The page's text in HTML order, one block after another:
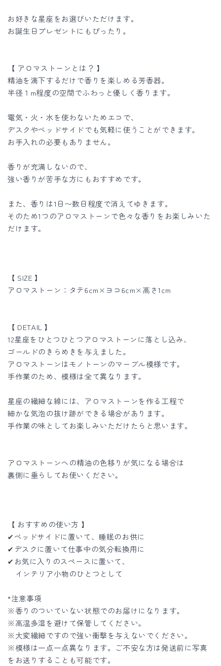
ス
ト
の
数
量
を
減
ら
ス
ト
の
数
量
を
増
や
お好きな星座をお選びいただけます。
お誕生日プレゼントにもぴったり。
【 アロマストーンとは？ 】
精油を滴下するだけで香りを楽しめる芳香器。
半径１m程度の空間でふわっと優しく香ります。
電気・火・水を使わないためエコで、
デスクやベッドサイドでも気軽に使うことができます。
お手入れの必要もありません。
香りが充満しないので、
強い香りが苦手な方にもおすすめです。
また、香りは1日〜数日程度で消えてゆきます。
そのため1つのアロマストーンで色々な香りをお楽しみいた
だけます。
【 SIZE 】
アロマストーン：タテ6cm×ヨコ6cm×高さ1cm
【 DETAIL 】
12星座をひとつひとつアロマストーンに落とし込み、
ゴールドのきらめきを与えました。
アロマストーンはモノトーンのマーブル模様です。
手作業のため、模様は全て異なります。
星座の繊細な線には、アロマストーンを作る工程で
細かな気泡の抜け跡ができる場合があります。
手作業の味としてお楽しみいただけたらと思います。
アロマストーンへの精油の色移りが気になる場合は
裏側に垂らしてお使いください。
【 おすすめの使い方 】
✔︎ベッドサイドに置いて、睡眠のお供に
✔︎デスクに置いて仕事中の気分転換用に
✔︎お気に入りのスペースに置いて、
インテリア小物のひとつとして
*注意事項
※香りのついていない状態でのお届けになります。
※高温多湿を避けて保管してください。
※大変繊細ですので強い衝撃を与えないでください。
※模様は一点一点異なります。ご不安な方は発送前に写真
をお送りすることも可能です。